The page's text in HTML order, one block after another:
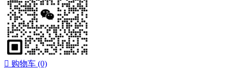
 购物车 (0)